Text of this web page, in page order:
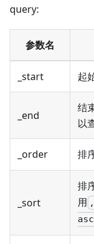
query:
参数名
_start 起
_end
结
以
_order 排
_sort
排
用 ,